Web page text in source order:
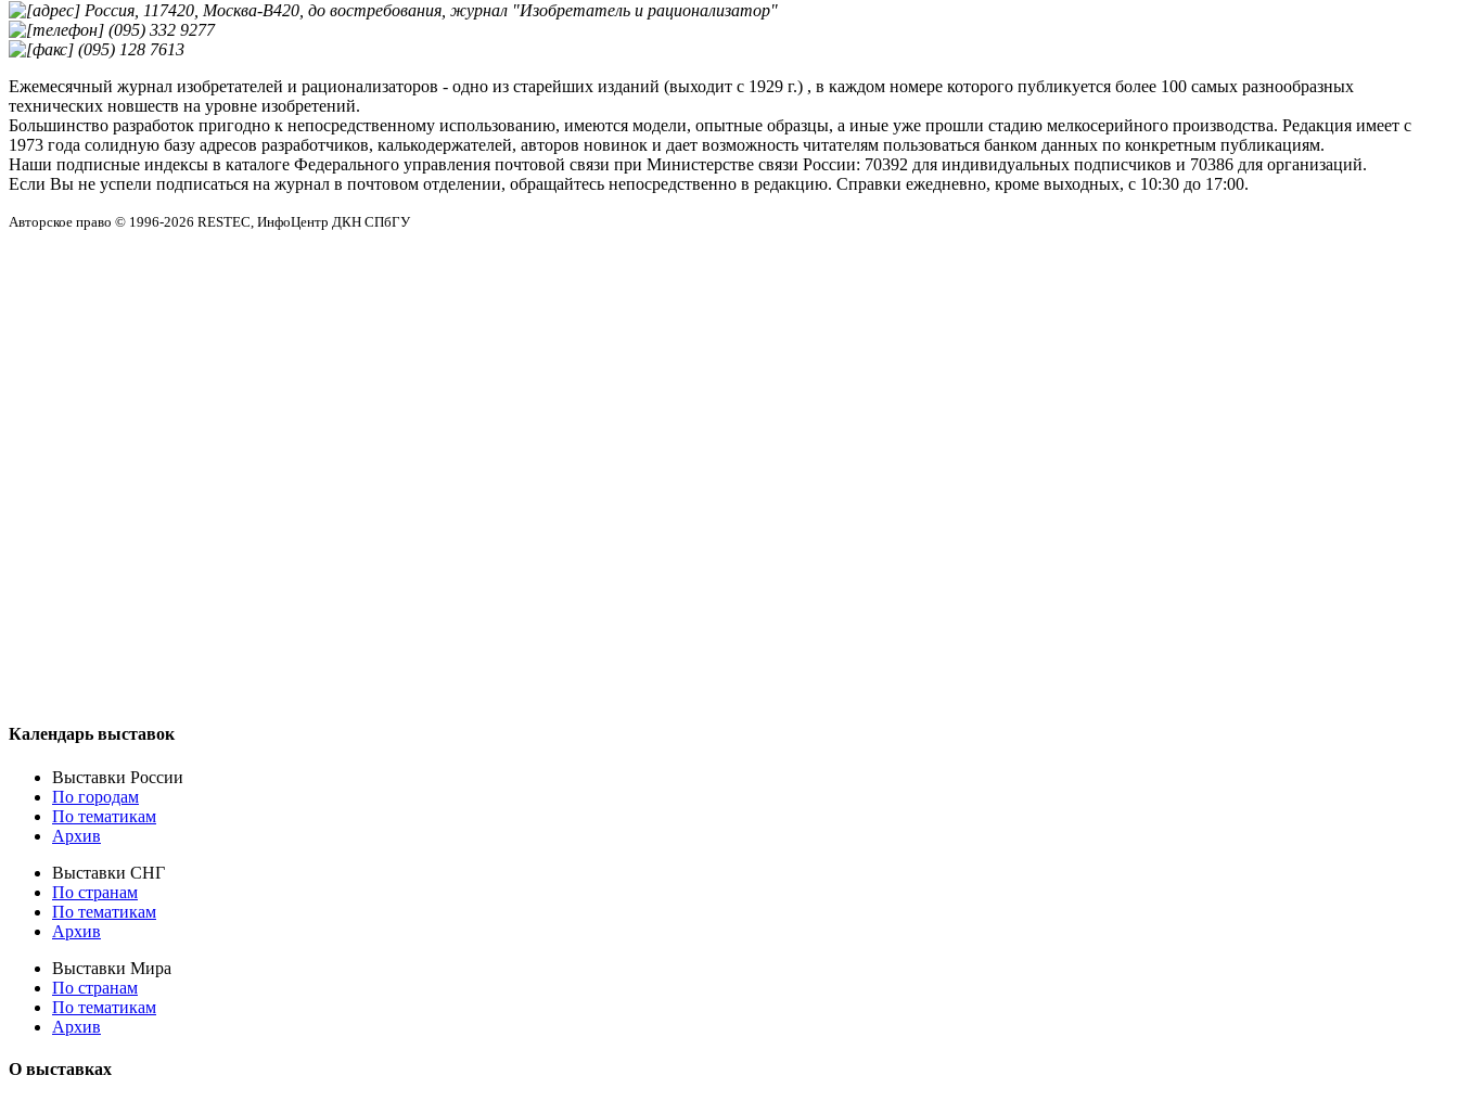
Россия, 117420, Москва-В420, до востребования, журнал "Изобретатель и рационализатор"
(095) 332 9277
(095) 128 7613
Ежемесячный журнал изобретателей и рационализаторов - одно из старейших изданий (выходит с 1929 г.) , в каждом номере которого публикуется более 100 самых разнообразных
технических новшеств на уровне изобретений.
Большинство разработок пригодно к непосредственному использованию, имеются модели, опытные образцы, а иные уже прошли стадию мелкосерийного производства. Редакция имеет с
1973 года солидную базу адресов разработчиков, калькодержателей, авторов новинок и дает возможность читателям пользоваться банком данных по конкретным публикациям.
Наши подписные индексы в каталоге Федерального управления почтовой связи при Министерстве связи России: 70392 для индивидуальных подписчиков и 70386 для организаций.
Если Вы не успели подписаться на журнал в почтовом отделении, обращайтесь непосредственно в редакцию. Справки ежедневно, кроме выходных, с 10:30 до 17:00.
Авторское право © 1996-2026 RESTEC, ИнфоЦентр ДКН СПбГУ
Календарь выставок
Выставки России
По городам
По тематикам
Архив
Выставки СНГ
По странам
По тематикам
Архив
Выставки Мира
По странам
По тематикам
Архив
О выставках